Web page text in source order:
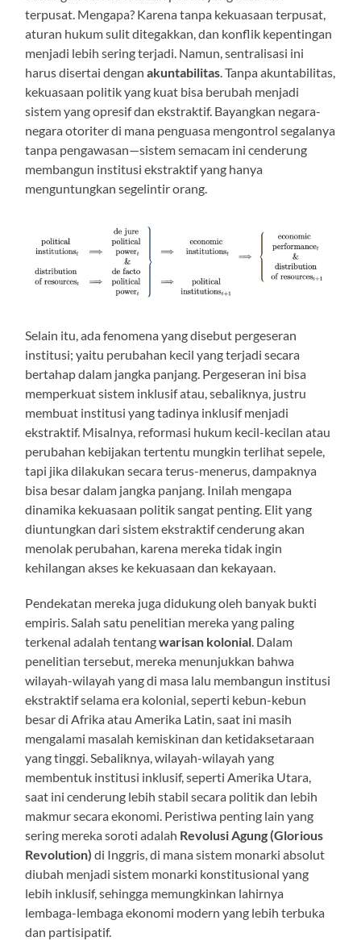
terpusat. Mengapa? Karena tanpa kekuasaan terpusat,
aturan hukum sulit ditegakkan, dan konflik kepentingan
menjadi lebih sering terjadi. Namun, sentralisasi ini
harus disertai denganakuntabilitas . Tanpa akuntabilitas,
kekuasaan politik yang kuat bisa berubah menjadi
sistem yang opresif dan ekstraktif. Bayangkan negara-
negara otoriter di mana penguasa mengontrol segalanya
tanpa pengawasan—sistem semacam ini cenderung
membangun institusi ekstraktif yang hanya
menguntungkan segelintir orang.
Selain itu, ada fenomena yang disebut pergeseran
institusi; yaitu perubahan kecil yang terjadi secara
bertahap dalam jangka panjang. Pergeseran ini bisa
memperkuat sistem inklusif atau, sebaliknya, justru
membuat institusi yang tadinya inklusif menjadi
ekstraktif. Misalnya, reformasi hukum kecil-kecilan atau
perubahan kebijakan tertentu mungkin terlihat sepele,
tapi jika dilakukan secara terus-menerus, dampaknya
bisa besar dalam jangka panjang. Inilah mengapa
dinamika kekuasaan politik sangat penting. Elit yang
diuntungkan dari sistem ekstraktif cenderung akan
menolak perubahan, karena mereka tidak ingin
kehilangan akses ke kekuasaan dan kekayaan.
Pendekatan mereka juga didukung oleh banyak bukti
empiris. Salah satu penelitian mereka yang paling
terkenal adalah tentangwarisan kolonial. Dalam
penelitian tersebut, mereka menunjukkan bahwa
wilayah-wilayah yang di masa lalu membangun institusi
ekstraktif selama era kolonial, seperti kebun-kebun
besar di Afrika atau Amerika Latin, saat ini masih
mengalami masalah kemiskinan dan ketidaksetaraan
yang tinggi. Sebaliknya, wilayah-wilayah yang
membentuk institusi inklusif, seperti Amerika Utara,
saat ini cenderung lebih stabil secara politik dan lebih
makmur secara ekonomi. Peristiwa penting lain yang
sering mereka soroti adalah Revolusi Agung (Glorious
Revolution) di Inggris, di mana sistem monarki absolut
diubah menjadi sistem monarki konstitusional yang
lebih inklusif, sehingga memungkinkan lahirnya
lembaga-lembaga ekonomi modern yang lebih terbuka
dan partisipatif.